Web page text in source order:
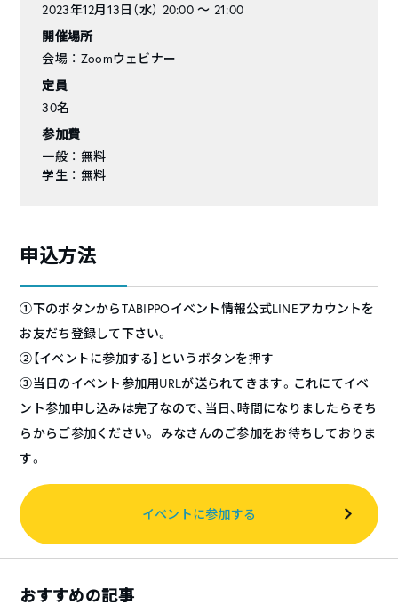
2023年12月13日（水） 20:00 〜 21:00
開催場所
会場 ： Zoomウェビナー
定員
30名
参加費
一般 ： 無料
学生 ： 無料
申込方法
①下のボタンからTABIPPOイベント情報公式LINEアカウントを
お友だち登録して下さい。
②【イベントに参加する】というボタンを押す
③当日のイベント参加用URLが送られてきます。これにてイベ
ント参加申し込みは完了なので、当日、時間になりましたらそち
らからご参加ください。 みなさんのご参加をお待ちしておりま
す。
イベントに参加する
おすすめの記事